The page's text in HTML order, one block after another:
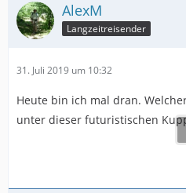
AlexM
Langzeitreisender
31. Juli 2019 um 10:32
Heute bin ich mal dran.
unter dieser futuristischen